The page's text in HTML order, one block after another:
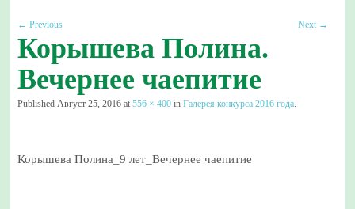
← Previous Next →
Корышева Полина.
Вечернее чаепитие
Published Август 25, 2016at 556 × 400in Галерея конкурса 2016 года.
Корышева Полина_9 лет_Вечернее чаепитие